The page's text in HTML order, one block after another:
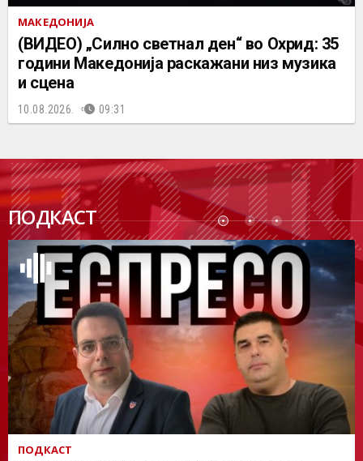
МАКЕДОНИЈА
(ВИДЕО) „Силно светнал ден“ во Охрид: 35
години Македонија раскажани низ музика
и сцена
10.08.2026. 09:31
ПОДКАСТ
ПОДК
АСТ
ПОДКАСТ